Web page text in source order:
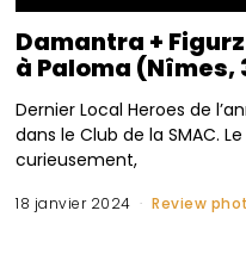
Damantra +
à Paloma (Nîmes,
Dernier Local Heroes de
dans le Club de la SMAC.
curieusement,
18 janvier 2024 Review